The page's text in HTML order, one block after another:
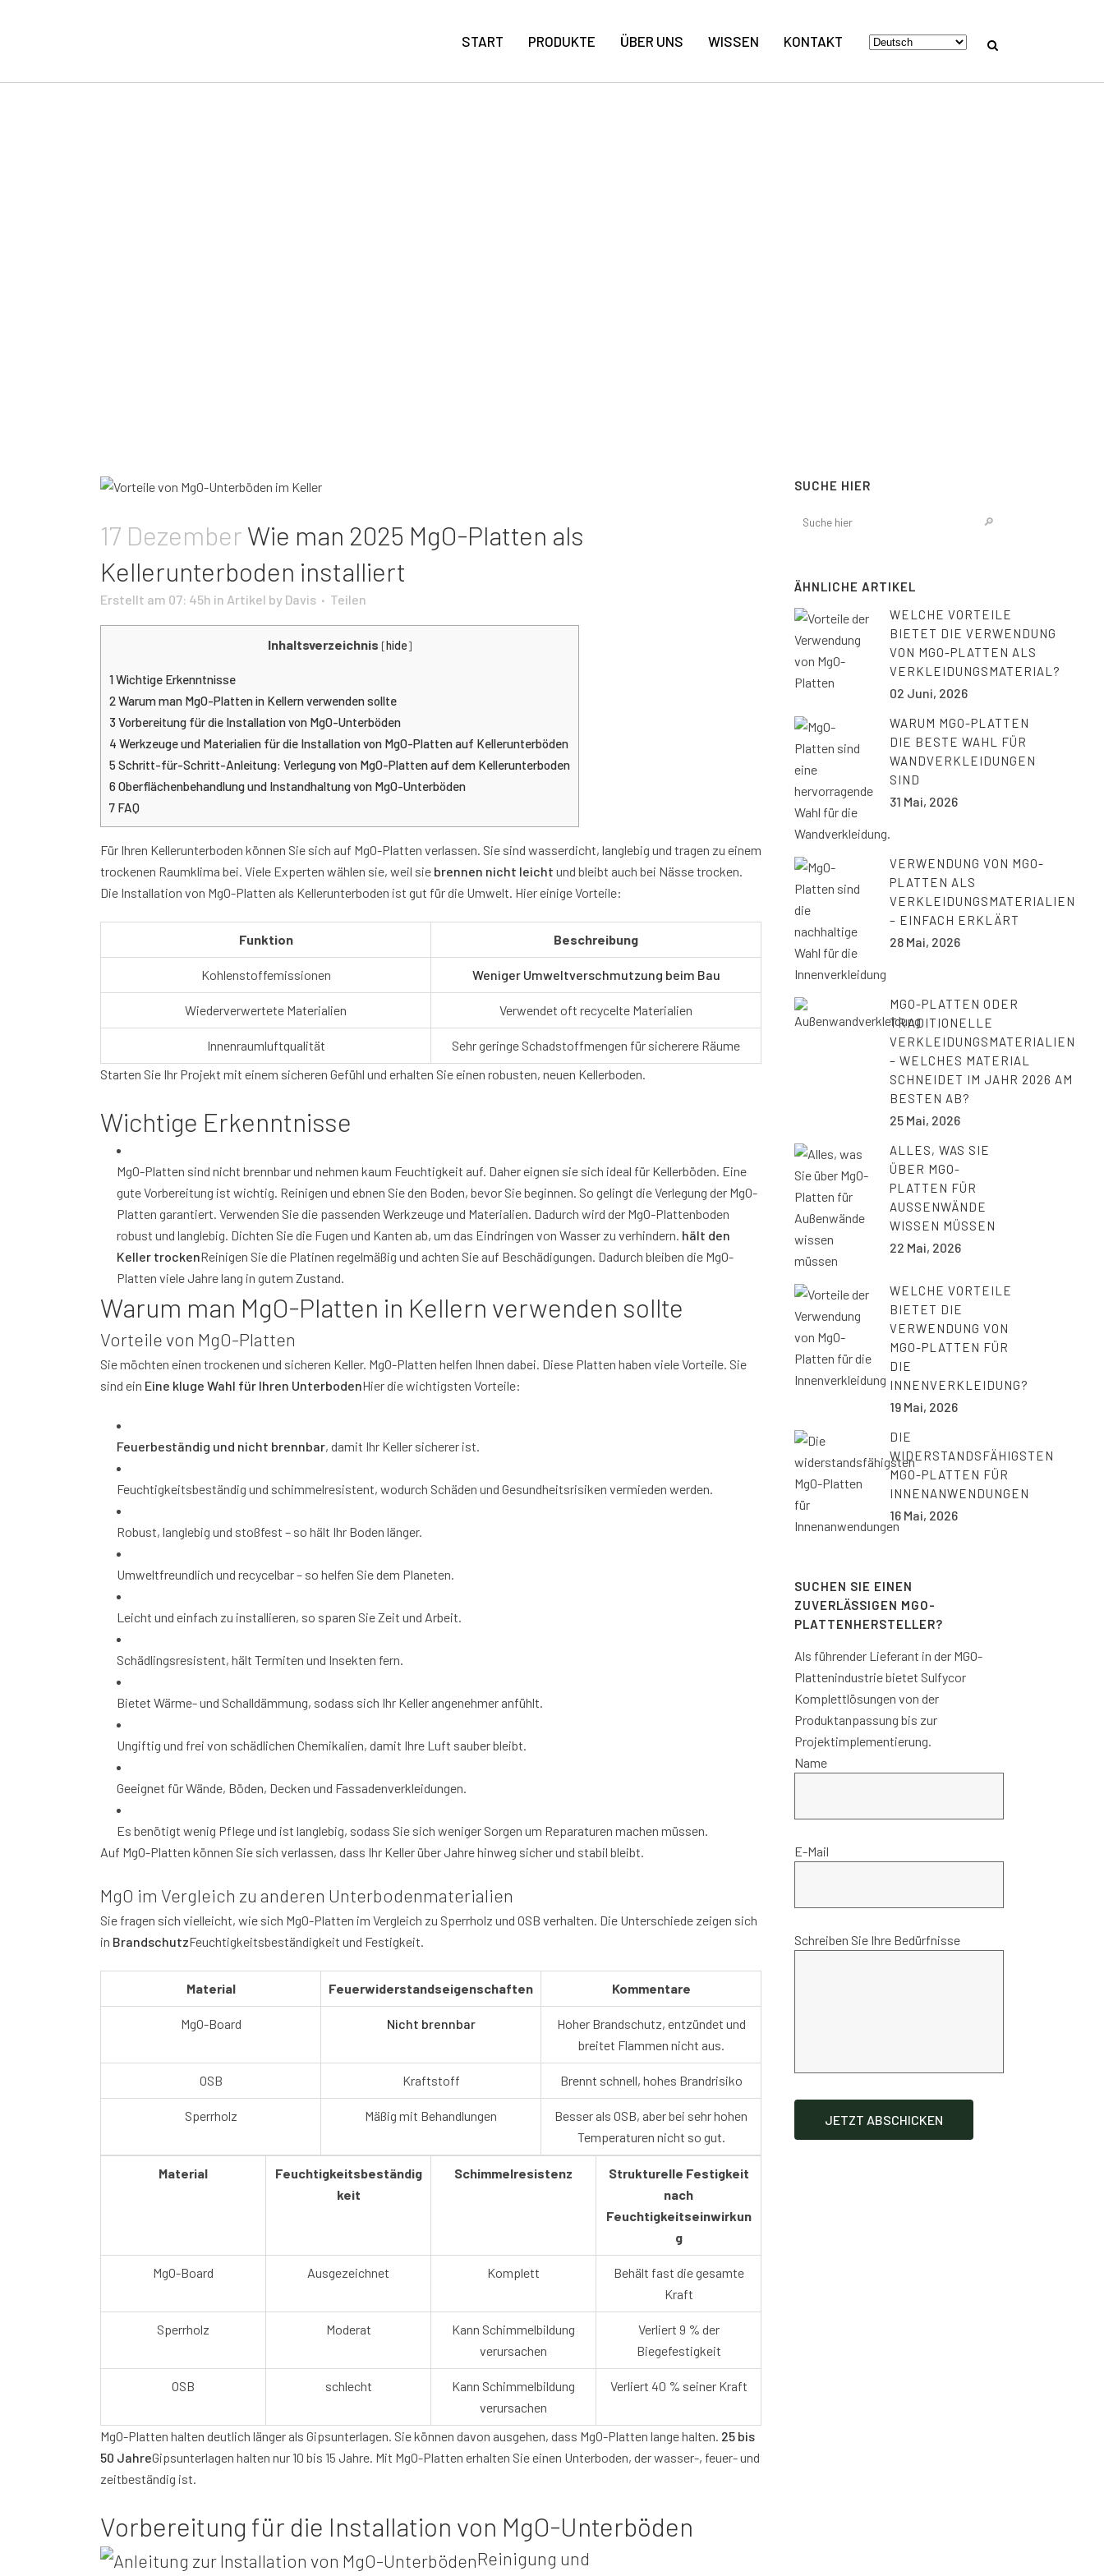
START PRODUKTE ÜBER UNS WISSEN KONTAKT
17 Dezember Wie man 2025 MgO-Platten als
Kellerunterboden installiert
Erstellt am 07: 45h in Artikel by Davis Teilen
Inhaltsverzeichnis [hide]
1Wichtige Erkenntnisse
2Warum man MgO-Platten in Kellern verwenden sollte
3Vorbereitung für die Installation von MgO-Unterböden
4 Werkzeuge und Materialien für die Installation von MgO-Platten auf Kellerunterböden
5 Schritt-für-Schritt-Anleitung: Verlegung von MgO-Platten auf dem Kellerunterboden
6Oberflächenbehandlung und Instandhaltung von MgO-Unterböden
7 FAQ
Für Ihren Kellerunterboden können Sie sich auf MgO-Platten verlassen. Sie sind wasserdicht, langlebig und tragen zu einem
trockenen Raumklima bei. Viele Experten wählen sie, weil sie brennen nicht leicht und bleibt auch bei Nässe trocken.
Die Installation von MgO-Platten als Kellerunterboden ist gut für die Umwelt. Hier einige Vorteile:
Funktion Beschreibung
Kohlenstoffemissionen Weniger Umweltverschmutzung beim Bau
Wiederverwertete Materialien Verwendet oft recycelte Materialien
Innenraumluftqualität
Sehr geringe Schadstoffmengen für sicherere Räume
Starten Sie Ihr Projekt mit einem sicheren Gefühl und erhalten Sie einen robusten, neuen Kellerboden.
Wichtige Erkenntnisse
MgO-Platten sind nicht brennbar und nehmen kaum Feuchtigkeit auf. Daher eignen sie sich ideal für Kellerböden. Eine
gute Vorbereitung ist wichtig. Reinigen und ebnen Sie den Boden, bevor Sie beginnen. So gelingt die Verlegung der MgO-
Platten garantiert. Verwenden Sie die passenden Werkzeuge und Materialien. Dadurch wird der MgO-Plattenboden
robust und langlebig. Dichten Sie die Fugen und Kanten ab, um das Eindringen von Wasser zu verhindern. hält den
Keller trockenReinigen Sie die Platinen regelmäßig und achten Sie auf Beschädigungen. Dadurch bleiben die MgO-
Platten viele Jahre lang in gutem Zustand.
Warum man MgO-Platten in Kellern verwenden sollte
Vorteile von MgO-Platten
Sie möchten einen trockenen und sicheren Keller. MgO-Platten helfen Ihnen dabei. Diese Platten haben viele Vorteile. Sie
sind ein Eine kluge Wahl für Ihren UnterbodenHier die wichtigsten Vorteile:
Feuerbeständig und nicht brennbar, damit Ihr Keller sicherer ist.
Feuchtigkeitsbeständig und schimmelresistent, wodurch Schäden und Gesundheitsrisiken vermieden werden.
Robust, langlebig und stoßfest – so hält Ihr Boden länger.
Umweltfreundlich und recycelbar – so helfen Sie dem Planeten.
Leicht und einfach zu installieren, so sparen Sie Zeit und Arbeit.
Schädlingsresistent, hält Termiten und Insekten fern.
Bietet Wärme- und Schalldämmung, sodass sich Ihr Keller angenehmer anfühlt.
Ungiftig und frei von schädlichen Chemikalien, damit Ihre Luft sauber bleibt.
Geeignet für Wände, Böden, Decken und Fassadenverkleidungen.
Es benötigt wenig Pflege und ist langlebig, sodass Sie sich weniger Sorgen um Reparaturen machen müssen.
Auf MgO-Platten können Sie sich verlassen, dass Ihr Keller über Jahre hinweg sicher und stabil bleibt.
MgO im Vergleich zu anderen Unterbodenmaterialien
Sie fragen sich vielleicht, wie sich MgO-Platten im Vergleich zu Sperrholz und OSB verhalten. Die Unterschiede zeigen sich
in BrandschutzFeuchtigkeitsbeständigkeit und Festigkeit.
Material Feuerwiderstandseigenschaften Kommentare
MgO-Board Nicht brennbar
Hoher Brandschutz, entzündet und
breitet Flammen nicht aus.
OSB Kraftstoff Brennt schnell, hohes Brandrisiko
Sperrholz Mäßig mit Behandlungen
Besser als OSB, aber bei sehr hohen
Temperaturen nicht so gut.
Material
Feuchtigkeitsbeständig
keit
Schimmelresistenz
Strukturelle Festigkeit
nach
Feuchtigkeitseinwirkun
g
MgO-Board Ausgezeichnet Komplett
Behält fast die gesamte
Kraft
Sperrholz Moderat
Kann Schimmelbildung
verursachen
Verliert 9 % der
Biegefestigkeit
OSB schlecht
Kann Schimmelbildung
verursachen
Verliert 40 % seiner Kraft
MgO-Platten halten deutlich länger als Gipsunterlagen. Sie können davon ausgehen, dass MgO-Platten lange halten. 25 bis
50 JahreGipsunterlagen halten nur 10 bis 15 Jahre. Mit MgO-Platten erhalten Sie einen Unterboden, der wasser-, feuer- und
zeitbeständig ist.
Vorbereitung für die Installation von MgO-Unterböden
Reinigung und
SUCHE HIER
ÄHNLICHE ARTIKEL
WELCHE VORTEILE
BIETET DIE VERWENDUNG
VON MGO-PLATTEN ALS
VERKLEIDUNGSMATERIAL?
02 Juni, 2026
WARUM MGO-PLATTEN
DIE BESTE WAHL FÜR
WANDVERKLEIDUNGEN
SIND
31 Mai, 2026
VERWENDUNG VON MGO-
PLATTEN ALS
VERKLEIDUNGSMATERIALIEN
– EINFACH ERKLÄRT
28 Mai, 2026
MGO-PLATTEN ODER
TRADITIONELLE
VERKLEIDUNGSMATERIALIEN
– WELCHES MATERIAL
SCHNEIDET IM JAHR 2026 AM
BESTEN AB?
25 Mai, 2026
ALLES, WAS SIE
ÜBER MGO-
PLATTEN FÜR
AUSSENWÄNDE W
ISSEN MÜSSEN
22 Mai, 2026
WELCHE VORTEILE
BIETET DIE
VERWENDUNG VON
MGO-PLATTEN FÜR
DIE
INNENVERKLEIDUNG?
19 Mai, 2026
DIE
WIDERSTANDSFÄHIGSTEN
MGO-PLATTEN FÜR
INNENANWENDUNGEN
16 Mai, 2026
SUCHEN SIE EINEN
ZUVERLÄSSIGEN MGO-
PLATTENHERSTELLER?
Als führender Lieferant in der MGO-
Plattenindustrie bietet Sulfycor
Komplettlösungen von der
Produktanpassung bis zur
Projektimplementierung.
Name
E-Mail
Schreiben Sie Ihre Bedürfnisse